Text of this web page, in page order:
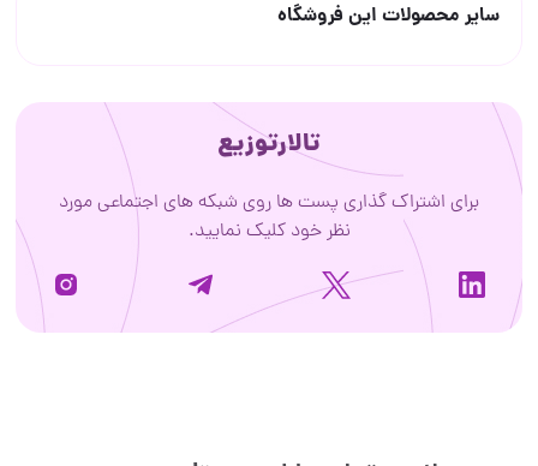
سایر محصولات این فروشگاه
تالارتوزیع
برای اشتراک گذاری پست ها روی شبکه های اجتماعی مورد
نظر خود کلیک نمایید.